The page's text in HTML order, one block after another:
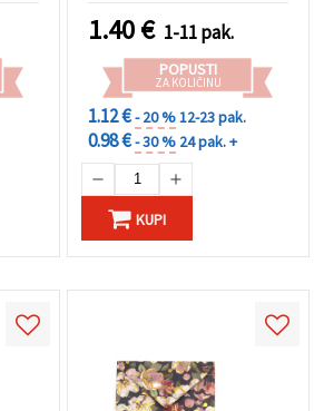
1.40€ 1-11 pak.
POPUSTI
ZA KOLIČINU
1.12 €- 20 %12-23 pak.
0.98 €- 30 % 24 pak. +
KUPI